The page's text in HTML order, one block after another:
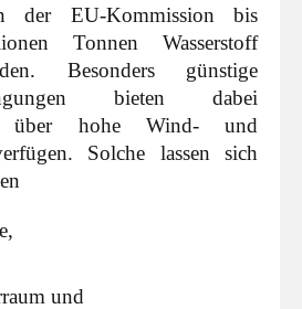
der EU-Kommission bis
Tonnen Wasserstoff
Besonders günstige
bieten dabei
über hohe Wind- und
Solche lassen sich
und